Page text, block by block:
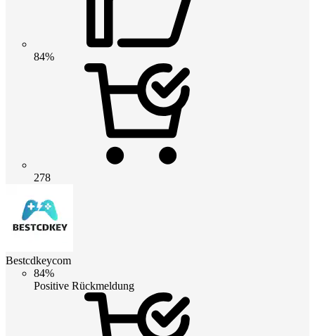
84%
278
Bestcdkeycom
84%
Positive Rückmeldung